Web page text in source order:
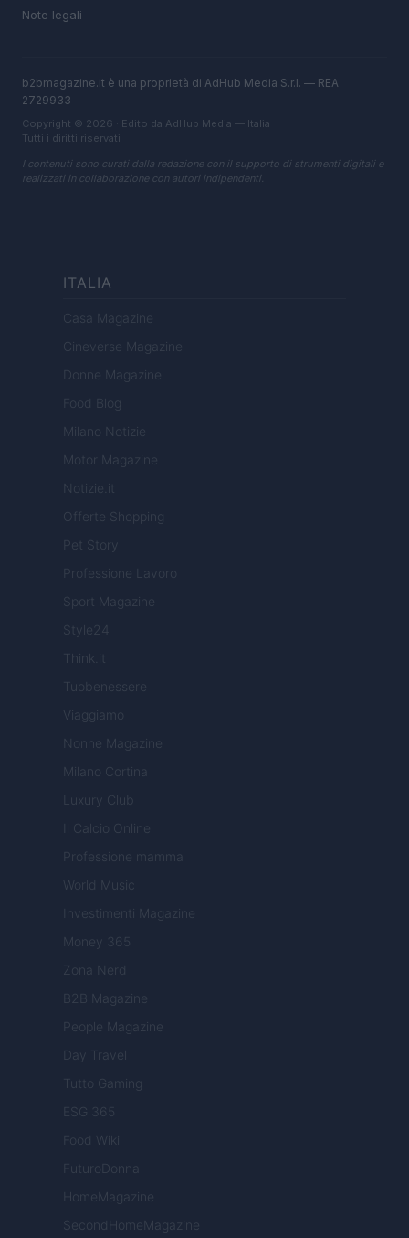
Note legali
b2bmagazine.it è una proprietà di AdHub Media S.r.l. — REA
2729933
Copyright © 2026 · Edito da AdHub Media — Italia
Tutti i diritti riservati
I contenuti sono curati dalla redazione con il supporto di strumenti digitali e
realizzati in collaborazione con autori indipendenti.
ITALIA
Casa Magazine
Cineverse Magazine
Donne Magazine
Food Blog
Milano Notizie
Motor Magazine
Notizie.it
Offerte Shopping
Pet Story
Professione Lavoro
Sport Magazine
Style24
Think.it
Tuobenessere
Viaggiamo
Nonne Magazine
Milano Cortina
Luxury Club
Il Calcio Online
Professione mamma
World Music
Investimenti Magazine
Money 365
Zona Nerd
B2B Magazine
People Magazine
Day Travel
Tutto Gaming
ESG 365
Food Wiki
FuturoDonna
HomeMagazine
SecondHomeMagazine